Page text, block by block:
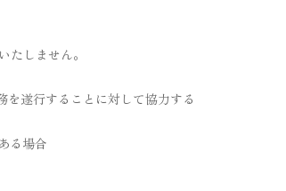
しません。
遂行することに対して協力する
る場合